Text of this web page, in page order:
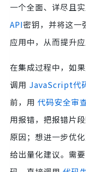
一个全面、详尽且
API密钥，并将这一
应用中，从而提升
在集成过程中，如
调用 JavaScript代
前，用 代码安全审
用报错，把报错片
原因；想进一步优
给出量化建议。需